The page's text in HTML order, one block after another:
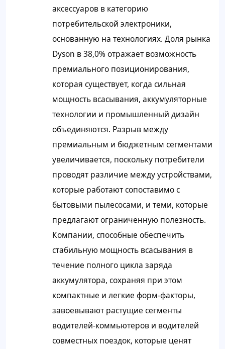
аксессуаров в категорию
потребительской электроники,
основанную на технологиях. Доля рынка
Dyson в 38,0% отражает возможность
премиального позиционирования,
которая существует, когда сильная
мощность всасывания, аккумуляторные
технологии и промышленный дизайн
объединяются. Разрыв между
премиальным и бюджетным сегментами
увеличивается, поскольку потребители
проводят различие между устройствами,
которые работают сопоставимо с
бытовыми пылесосами, и теми, которые
предлагают ограниченную полезность.
Компании, способные обеспечить
стабильную мощность всасывания в
течение полного цикла заряда
аккумулятора, сохраняя при этом
компактные и легкие форм-факторы,
завоевывают растущие сегменты
водителей-коммьютеров и водителей
совместных поездок, которые ценят